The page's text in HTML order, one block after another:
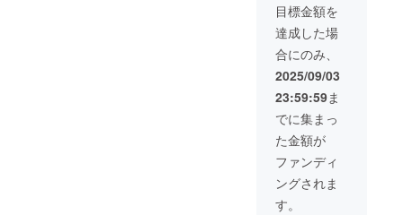
ターン
になり
ます。
Tシャツ
の色は
白と黒
ですが
字体や
色味は
変わる
可能性
があり
ます。
黒 （ス
タッフ
にクラ
ウド
ファン
ディン
グで支
援をし
た旨を
お声掛
けくだ
さ
い。）
目標金額を
達成した場
合にのみ、
2025/09/03
23:59:59ま
でに集まっ
た金額が
ファンディ
ングされま
す。